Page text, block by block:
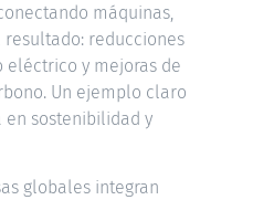
máquinas,
resultado: reducciones
eléctrico y mejoras de
Un ejemplo claro
sostenibilidad y
globales integran